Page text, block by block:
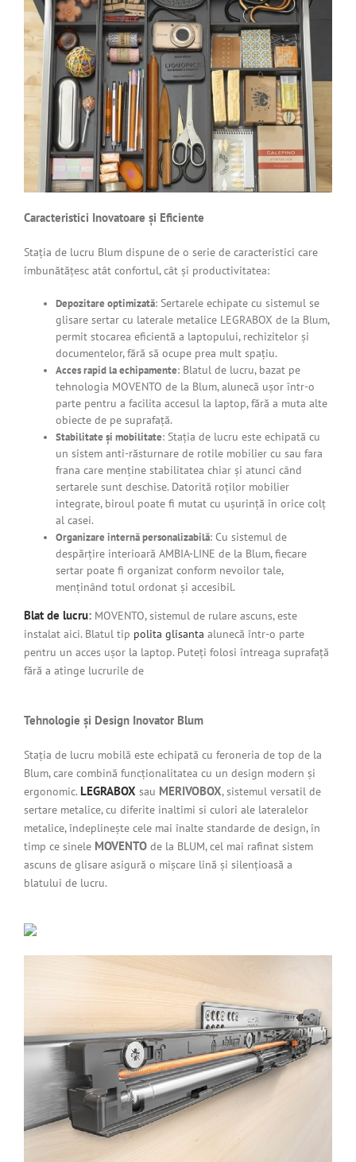
Caracteristici Inovatoare și Eficiente
Stația de lucru Blum dispune de o serie de caracteristici care
îmbunătățesc atât confortul, cât și productivitatea:
Depozitare optimizată: Sertarele echipate cu sistemul se
glisare sertar cu laterale metalice LEGRABOX de la Blum,
permit stocarea eficientă a laptopului, rechizitelor și
documentelor, fără să ocupe prea mult spațiu.
Acces rapid la echipamente: Blatul de lucru, bazat pe
tehnologia MOVENTO de la Blum, alunecă ușor într-o
parte pentru a facilita accesul la laptop, fără a muta alte
obiecte de pe suprafață.
Stabilitate și mobilitate: Stația de lucru este echipată cu
un sistem anti-răsturnare de rotile mobilier cu sau fara
frana care menține stabilitatea chiar și atunci când
sertarele sunt deschise. Datorită roților mobilier
integrate, biroul poate fi mutat cu ușurință în orice colț
al casei.
Organizare internă personalizabilă: Cu sistemul de
despărțire interioară AMBIA-LINE de la Blum, fiecare
sertar poate fi organizat conform nevoilor tale,
menținând totul ordonat și accesibil.
Blat de lucru:MOVENTO, sistemul de rulare ascuns, este
instalat aici. Blatul tip polita glisanta alunecă într-o parte
pentru un acces ușor la laptop. Puteți folosi întreaga suprafață
fără a atinge lucrurile de
Tehnologie și Design Inovator Blum
Stația de lucru mobilă este echipată cu feroneria de top de la
Blum, care combină funcționalitatea cu un design modern și
ergonomic. LEGRABOX sau MERIVOBOX, sistemul versatil de
sertare metalice, cu diferite inaltimi si culori ale lateralelor
metalice, îndeplinește cele mai înalte standarde de design, în
timp ce sinele MOVENTOde la BLUM, cel mai rafinat sistem
ascuns de glisare asigură o mișcare lină și silențioasă a
blatului de lucru.